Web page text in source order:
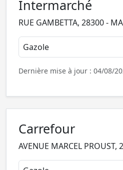
Intermarché
RUE GAMBETTA, 28300 -
Gazole
Dernière mise à jour : 04/08/
Carrefour
AVENUE MARCEL PROUST,